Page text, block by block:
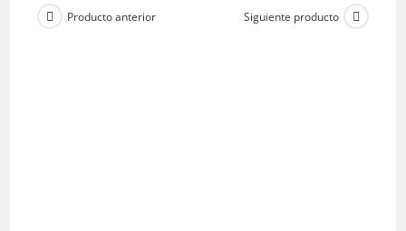
Producto anterior Siguiente producto